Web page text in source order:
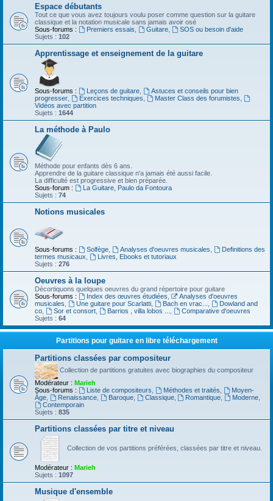
Espace débutants
Tout ce que vous avez toujours voulu poser comme question sur la guitare
classique et la notation musicale sans jamais avoir osé
Sous-forums :
Premiers essais Guitare,
SOS ou besoin d'aide
Sujets : 102
Apprentissage et enseignement de la guitare
Sous-forums : Leçons de guitare,
Astuces et conseils pour bien
progresser
Exercices techniques Master Class des forumistes
Vidéos avec partition
Sujets : 1644
La méthode à Paulo
Méthode pour enfants dès 6 ans.
Apprendre de la guitare classique n'a jamais été aussi facile.
La difficulté est progressive et bien préparée.
Sous-forum :
La Guitare, Paulo da Fontoura
Sujets : 74
Notions musicales
Sous-forums : Solfège, Analyses d'oeuvres musicales
Definitions des
termes musicaux
Livres, Ebooks et tutoriaux
Sujets : 276
Oeuvres à la loupe
Décortiquons quelques oeuvres du grand répertoire pour guitare
Sous-forums :
Index des œuvres étudiées
Analyses d'oeuvres
musicales
Une guitare pour Scarlatti, Bach en vrac...
Dowland and
co
Sor et consort, Barrios , villa lobos ...
Comparative d'oeuvres
Sujets : 64
Partitions pour guitare en libre téléchargement
Partitions classées par compositeur
Collection de partitions gratuites avec biographies du compositeur
Modérateur : Marieh
Sous-forums :
Liste de compositeurs Méthodes et traités
Moyen-
Âge
Renaissance, Baroque, Classique, Romantique Moderne
Contemporain
Sujets : 835
Partitions classées par titre et niveau
Collection de vos partitions préférées, classées par titre et niveau.
Modérateur : Marieh
Sujets : 1097
Musique d'ensemble